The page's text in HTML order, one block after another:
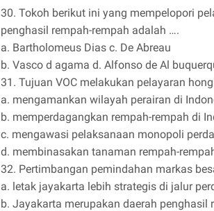
30. Tokoh berikut ini yang mempelopori
penghasil rempah-rempah adalah ….
a. Bartholomeus Dias c. De Abreau
b. Vasco d agama d. Alfonso de Al
31. Tujuan VOC melakukan pelayaran
a. mengamankan wilayah perairan di
b. memperdagangkan rempah-rempah di
c. mengawasi pelaksanaan monopoli
d. membinasakan tanaman rempah-
32. Pertimbangan pemindahan markas
a. letak jayakarta lebih strategis di jalur
b. Jayakarta merupakan daerah penghasil